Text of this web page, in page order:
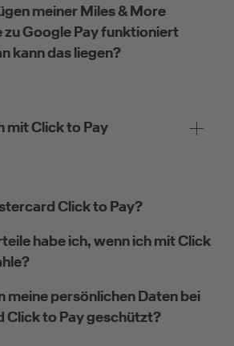
meiner Miles & More
Google Pay funktioniert
kann das liegen?
mit Click to Pay
Click to Pay?
habe ich, wenn ich mit Click
meine persönlichen Daten bei
Click to Pay geschützt?